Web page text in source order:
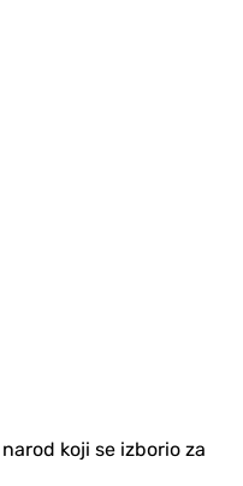
koji se izborio za